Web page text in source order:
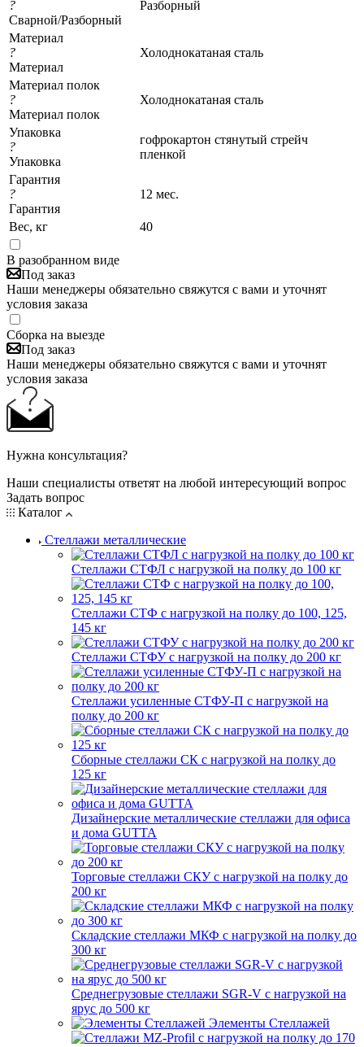
?
Сварной/Разборный
Разборный
Материал
?
Материал
Холоднокатаная сталь
Материал полок
?
Материал полок
Холоднокатаная сталь
Упаковка
?
Упаковка
гофрокартон стянутый стрейч
пленкой
Гарантия
?
Гарантия
12 мес.
Вес, кг 40
В разобранном виде
Под заказ
Наши менеджеры обязательно свяжутся с вами и уточнят
условия заказа
Сборка на выезде
Под заказ
Наши менеджеры обязательно свяжутся с вами и уточнят
условия заказа
Нужна консультация?
Наши специалисты ответят на любой интересующий вопрос
Задать вопрос
Каталог
Стеллажи металлические
Стеллажи СТФЛ с нагрузкой на полку до 100 кг
Стеллажи СТФ с нагрузкой на полку до 100, 125,
145 кг
Стеллажи СТФУ с нагрузкой на полку до 200 кг
Стеллажи усиленные СТФУ-П с нагрузкой на
полку до 200 кг
Сборные стеллажи СК с нагрузкой на полку до
125 кг
Дизайнерские металлические стеллажи для офиса
и дома GUTTA
Торговые стеллажи СКУ с нагрузкой на полку до
200 кг
Складские стеллажи МКФ с нагрузкой на полку до
300 кг
Среднегрузовые стеллажи SGR-V с нагрузкой на
ярус до 500 кг
Элементы Стеллажей